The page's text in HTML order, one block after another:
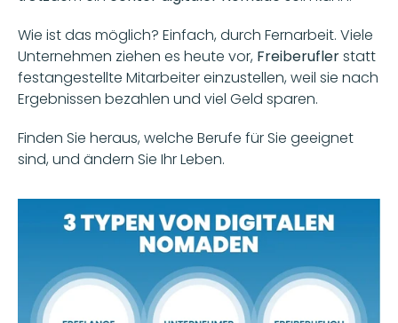
Wie ist das möglich? Einfach, durch Fernarbeit. Viele
Unternehmen ziehen es heute vor, Freiberufler statt
festangestellte Mitarbeiter einzustellen, weil sie nach
Ergebnissen bezahlen und viel Geld sparen.
Finden Sie heraus, welche Berufe für Sie geeignet
sind, und ändern Sie Ihr Leben.